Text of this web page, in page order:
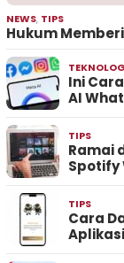
NEWS, TIPS
Hukum
Ini
AI
TIPS
Ramai
Spotify
TIPS
Cara